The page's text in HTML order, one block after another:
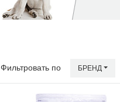
Фильтровать по БРЕНД